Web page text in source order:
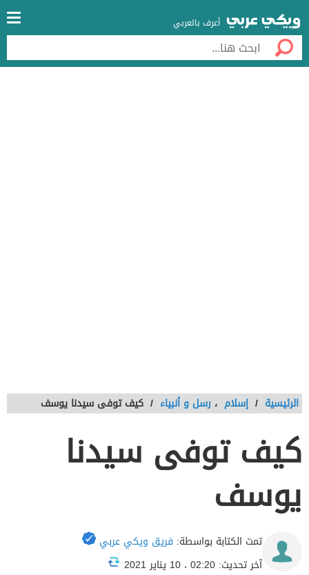
أعرف بالعربي
الرئيسية / إسلام ، رسل و أنبياء / كيف توفى سيدنا يوسف
كيف توفى سيدنا
يوسف
تمت الكتابة بواسطة: فريق ويكي عربي
آخر تحديث: 02:20 ، 10 يناير 2021